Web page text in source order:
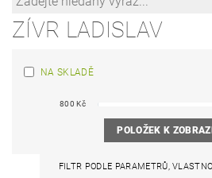
ZÍVR LADISLAV
NA SKLADĚ
800 Kč
POLOŽEK K
FILTR PODLE PARAMETRŮ,